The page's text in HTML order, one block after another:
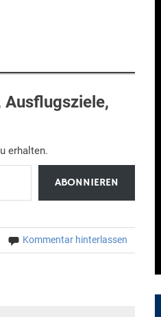
Ausflugsziele,
erhalten.
ABONNIEREN
Kommentar hinterlassen